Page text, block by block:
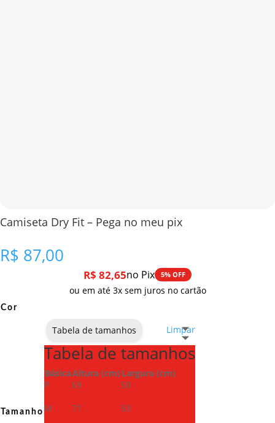
Camiseta Dry Fit – Pega no meu pix
R$ 87,00
R$ 82,65no Pix 5% OFF
ou em até 3x sem juros no cartão
Cor
Tamanho
Limpar
Tabela de tamanhos
Tabela de tamanhos
BásicaAltura (cm) Largura (cm)
P
69
50
M
71
53